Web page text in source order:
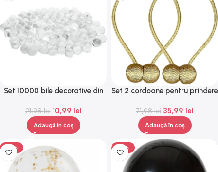
Set 10000 bile decorative din
Gonga®
21,98lei 10,99 lei
Adaugă în coș
Set 2 cordoane pentru prindere
2 magneti decorativi, tip snur,
Gonga®
71,98lei 35,99 lei
Adaugă în coș
-50% -50%